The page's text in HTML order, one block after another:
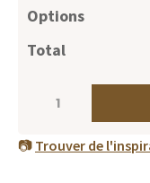
Options
Total
QUANTITÉ
MÉDECINE
📷 Trouver de